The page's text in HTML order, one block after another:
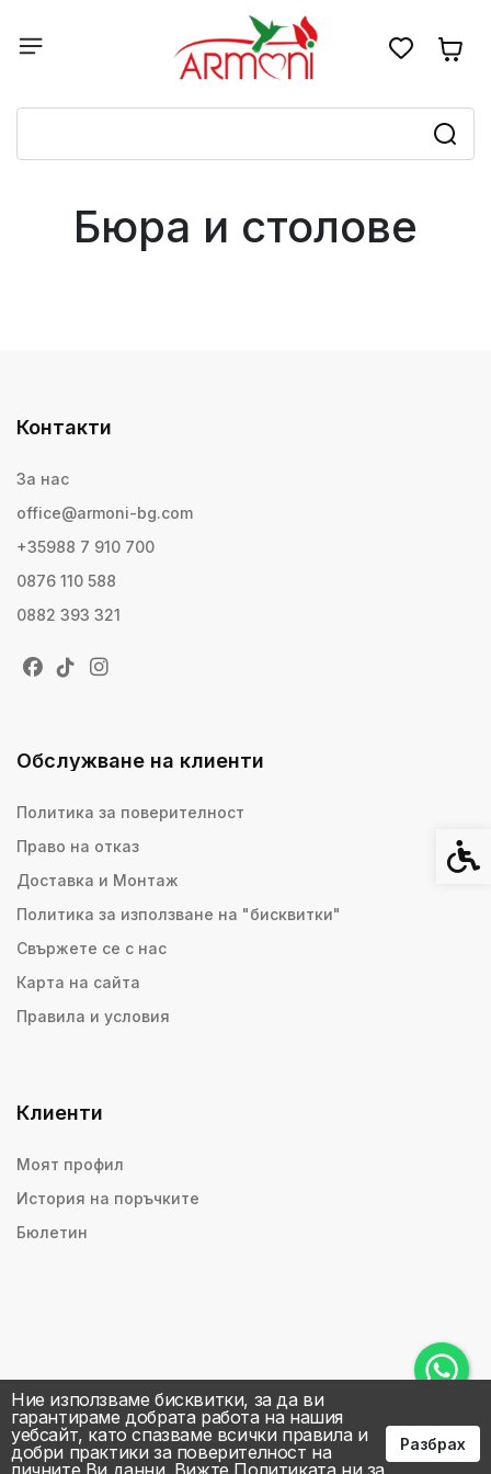
Бюра и столове
Ние използваме бисквитки, за да ви
гарантираме добрата работа на нашия
уебсайт, като спазваме всички правила и
добри практики за поверителност на
личните Ви данни. Вижте Политиката ни за
Разбрах
Контакти
За нас
office@armoni-bg.com
+35988 7 910 700
0876 110 588
0882 393 321
Обслужване на клиенти
Политика за поверителност
Право на отказ
Доставка и Монтаж
Политика за използване на "бисквитки"
Свържете се с нас
Карта на сайта
Правила и условия
Клиенти
Моят профил
История на поръчките
Бюлетин